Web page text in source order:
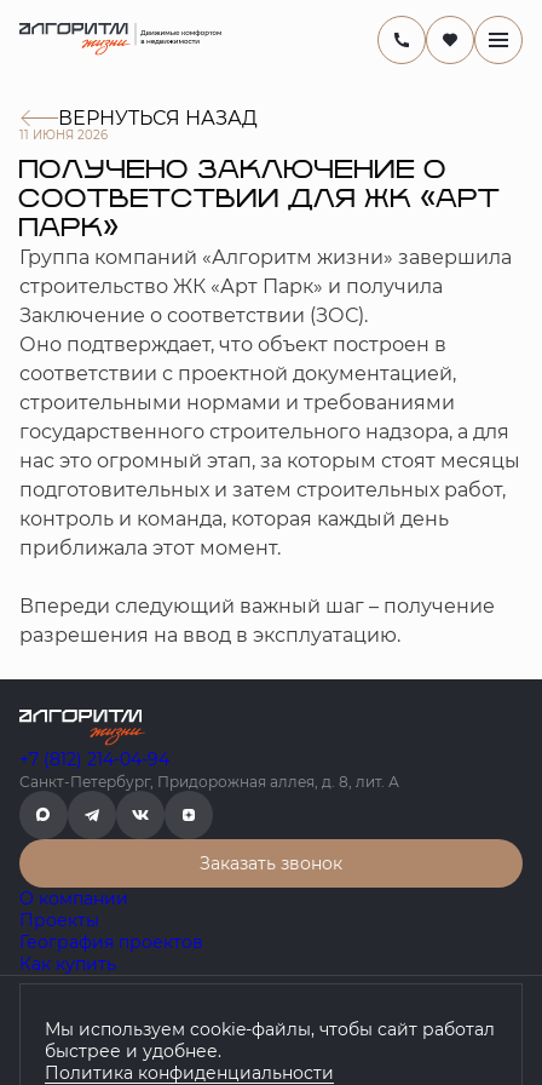
ВЕРНУТЬСЯ НАЗАД
11 ИЮНЯ 2026
ПОЛУЧЕНО ЗАКЛЮЧЕНИЕ О
СООТВЕТСТВИИ ДЛЯ ЖК «АРТ
ПАРК»
Группа компаний «Алгоритм жизни» завершила
строительство ЖК «Арт Парк» и получила
Заключение о соответствии (ЗОС).
Оно подтверждает, что объект построен в
соответствии с проектной документацией,
строительными нормами и требованиями
государственного строительного надзора, а для
нас это огромный этап, за которым стоят месяцы
подготовительных и затем строительных работ,
контроль и команда, которая каждый день
приближала этот момент.
Впереди следующий важный шаг – получение
разрешения на ввод в эксплуатацию.
+7 (812) 214-04-94
Санкт-Петербург, Придорожная аллея, д. 8, лит. А
Заказать звонок
О компании
Проекты
География проектов
Как купить
Согласие на обработку персональных данных
Любая информация, представленная на данном сайте, носит
исключительно информационный характер, не является
Мы используем cookie-файлы, чтобы сайт работал
быстрее и удобнее.
Политика конфиденциальности